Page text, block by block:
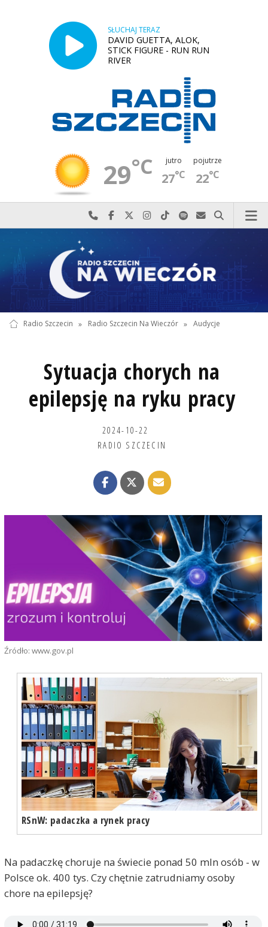
SŁUCHAJ TERAZ
DAVID GUETTA, ALOK,
STICK FIGURE - RUN RUN
RIVER
29°C jutro
27°C
pojutrze
22°C
Najlepiej po prostu do nas zadzwoń
Odwiedź nas na Facebook-u
Odwiedź nas na X
Odwiedź nas na Instagram-ie
Odwiedź nas na TikTok-u
Szukaj nas na Spotify
Wyślij do nas
Szukaj
Radio Szczecin » Radio Szczecin Na Wieczór » Audycje
Sytuacja chorych na
epilepsję na ryku pracy
2024-10-22
RADIO SZCZECIN
Źródło: www.gov.pl
RSnW: padaczka a rynek pracy
Na padaczkę choruje na świecie ponad 50 mln osób - w
Polsce ok. 400 tys. Czy chętnie zatrudniamy osoby
chore na epilepsję?